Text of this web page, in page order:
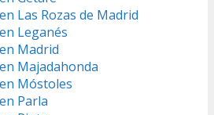
Las Rozas de Madrid
Leganés
Madrid
Majadahonda
Móstoles
Parla